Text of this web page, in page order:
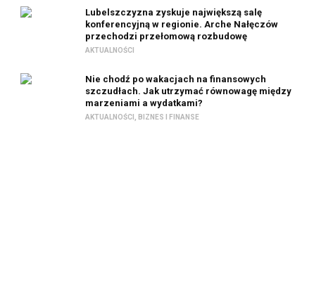
Lubelszczyzna zyskuje największą salę
konferencyjną w regionie. Arche Nałęczów
przechodzi przełomową rozbudowę
AKTUALNOŚCI
Nie chodź po wakacjach na finansowych
szczudłach. Jak utrzymać równowagę między
marzeniami a wydatkami?
AKTUALNOŚCI BIZNES I FINANSE